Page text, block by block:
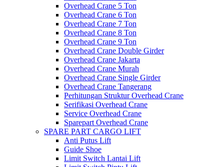
Overhead Crane 5 Ton
Overhead Crane 6 Ton
Overhead Crane 7 Ton
Overhead Crane 8 Ton
Overhead Crane 9 Ton
Overhead Crane Double Girder
Overhead Crane Jakarta
Overhead Crane Murah
Overhead Crane Single Girder
Overhead Crane Tangerang
Perhitungan Struktur Overhead Crane
Serifikasi Overhead Crane
Service Overhead Crane
Sparepart Overhead Crane
SPARE PART CARGO LIFT
Anti Putus Lift
Guide Shoe
Limit Switch Lantai Lift